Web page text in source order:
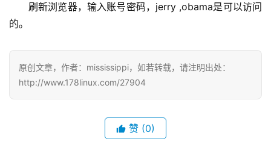
刷新浏览器，输入账号密码，jerry ,obama是可以访问
的。
原创文章，作者：mississippi，如若转载，请注明出处：
http://www.178linux.com/27904
赞 (0)